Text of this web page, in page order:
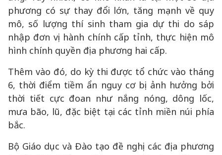
phương có sự thay đổi lớn, tăng mạnh về quy
mô, số lượng thí sinh tham gia dự thi do sáp
nhập đơn vị hành chính cấp tỉnh, thực hiện mô
hình chính quyền địa phương hai cấp.
Thêm vào đó, do kỳ thi được tổ chức vào tháng
6, thời điểm tiềm ẩn nguy cơ bị ảnh hưởng bởi
thời tiết cực đoan như nắng nóng, dông lốc,
mưa bão, lũ, đặc biệt tại các tỉnh miền núi phía
bắc.
Bộ Giáo dục và Đào tạo đề nghị các địa phương